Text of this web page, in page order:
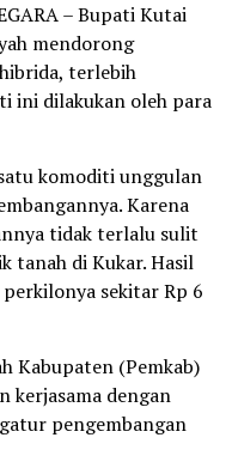
– Bupati Kutai
mendorong
terlebih
ini dilakukan oleh para
komoditi unggulan
Karena
tidak terlalu sulit
tanah di Kukar. Hasil
sekitar Rp 6
Kabupaten (Pemkab)
kerjasama dengan
pengembangan